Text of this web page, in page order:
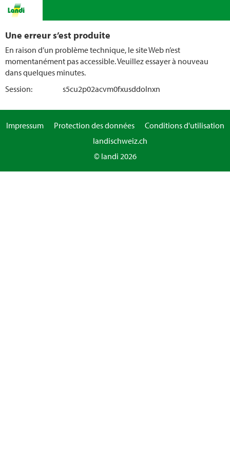
Une erreur s’est produite
En raison d’un problème technique, le site Web n’est
momentanément pas accessible. Veuillez essayer à nouveau
dans quelques minutes.
Session:
s5cu2p02acvm0fxusddolnxn
Impressum Protection des données
Conditions d'utilisation
landischweiz.ch
© landi 2026